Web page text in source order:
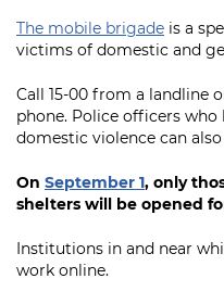
The mobile brigade is a
victims of domestic and
Call 15-00 from a landline
phone. Police officers who
domestic violence can
On September 1, only
shelters will be opened
Institutions in and near
work online.